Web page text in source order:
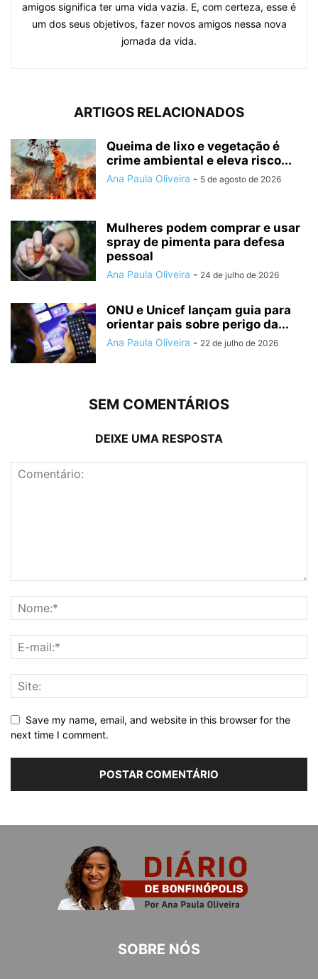
amigos significa ter uma vida vazia. E, com certeza, esse é
um dos seus objetivos, fazer novos amigos nessa nova
jornada da vida.
ARTIGOS RELACIONADOS
Queima de lixo e vegetação é
crime ambiental e eleva risco...
Ana Paula Oliveira - 5 de agosto de 2026
Mulheres podem comprar e usar
spray de pimenta para defesa
pessoal
Ana Paula Oliveira - 24 de julho de 2026
ONU e Unicef lançam guia para
orientar pais sobre perigo da...
Ana Paula Oliveira - 22 de julho de 2026
SEM COMENTÁRIOS
DEIXE UMA RESPOSTA
Save my name, email, and website in this browser for the
next time I comment.
SOBRE NÓS